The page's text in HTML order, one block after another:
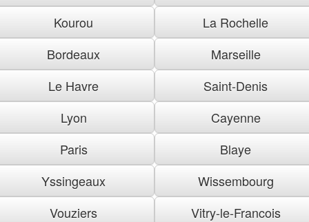
Kourou
La Rochelle
Bordeaux
Marseille
Le Havre
Saint-Denis
Lyon
Cayenne
Paris
Blaye
Yssingeaux
Wissembourg
Vouziers
Vitry-le-Francois